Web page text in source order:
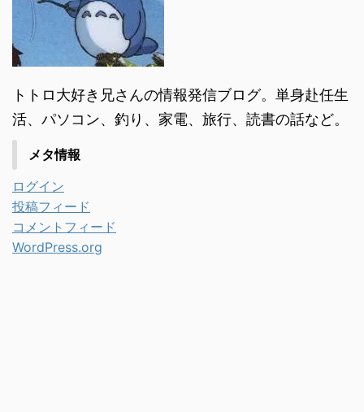
トトロ大好き兄さんの情報発信ブログ。単身赴任生
活、パソコン、釣り、家電、旅行、読書の話など。
メタ情報
ログイン
投稿フィード
コメントフィード
WordPress.org